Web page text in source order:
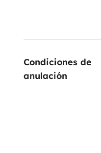
Condiciones de
anulación